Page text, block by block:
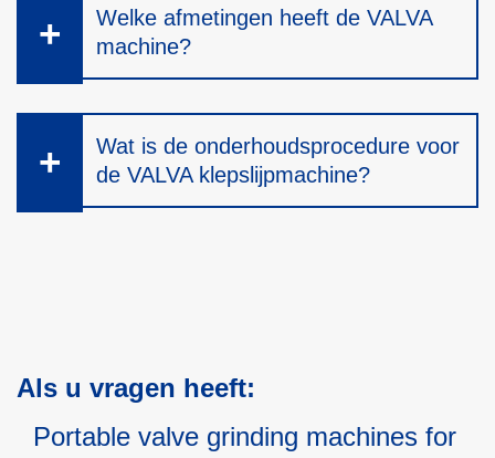
Welke afmetingen heeft de VALVA
machine?
Wat is de onderhoudsprocedure voor
de VALVA klepslijpmachine?
Als u vragen heeft:
Portable valve grinding machines for